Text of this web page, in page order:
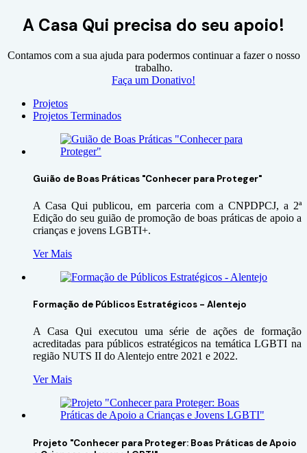
A Casa Qui precisa do seu apoio!
Contamos com a sua ajuda para podermos continuar a fazer o nosso
trabalho.
Faça um Donativo!
Projetos
Projetos Terminados
Guião de Boas Práticas "Conhecer para Proteger"
A Casa Qui publicou, em parceria com a CNPDPCJ, a 2ª
Edição do seu guião de promoção de boas práticas de apoio a
crianças e jovens LGBTI+.
Ver Mais
Formação de Públicos Estratégicos - Alentejo
A Casa Qui executou uma série de ações de formação
acreditadas para públicos estratégicos na temática LGBTI na
região NUTS II do Alentejo entre 2021 e 2022.
Ver Mais
Projeto "Conhecer para Proteger: Boas Práticas de Apoio